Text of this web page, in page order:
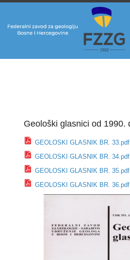
Geološki glasnici od 1990.
GEOLOSKI GLASNIK BR.
GEOLOSKI GLASNIK BR.
GEOLOSKI GLASNIK BR.
GEOLOSKI GLASNIK BR.